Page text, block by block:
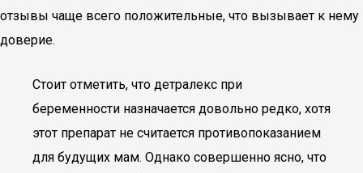
отзывы чаще всего положительные, что вызывает к нему
доверие.
Стоит отметить, что детралекс при
беременности назначается довольно редко, хотя
этот препарат не считается противопоказанием
для будущих мам. Однако совершенно ясно, что